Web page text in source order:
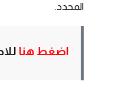
المحدد.
اضغط هنا